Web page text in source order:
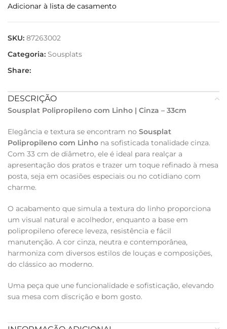
Adicionar à lista de casamento
SKU: 87263002
Categoria: Sousplats
Share:
DESCRIÇÃO
Sousplat Polipropileno com Linho | Cinza – 33cm
Elegância e textura se encontram no Sousplat
Polipropileno com Linho na sofisticada tonalidade cinza.
Com 33 cm de diâmetro, ele é ideal para realçar a
apresentação dos pratos e trazer um toque refinado à mesa
posta, seja em ocasiões especiais ou no cotidiano com
charme.
O acabamento que simula a textura do linho proporciona
um visual natural e acolhedor, enquanto a base em
polipropileno oferece leveza, resistência e fácil
manutenção. A cor cinza, neutra e contemporânea,
harmoniza com diversos estilos de louças e composições,
do clássico ao moderno.
Uma peça que une funcionalidade e sofisticação, elevando
sua mesa com discrição e bom gosto.